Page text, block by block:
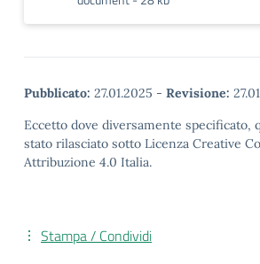
Pubblicato: 27.01.2025 - Revisione:
Eccetto dove diversamente specificato,
stato rilasciato sotto Licenza Creative
Attribuzione 4.0 Italia.
Stampa / Condividi